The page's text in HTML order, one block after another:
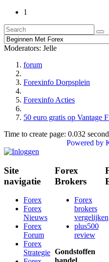
1
Moderators: Jelle
forum
Forexinfo Dorpsplein
Forexinfo Acties
50 euro gratis op Vantage
Time to create page: 0.032
Powered by
Site
navigatie
Forex
Forex
Nieuws
Forex
Forum
Forex
Strategie
Forex
Brokers
Forex
brokers
vergelijken
plus500
review
Gondstoffen